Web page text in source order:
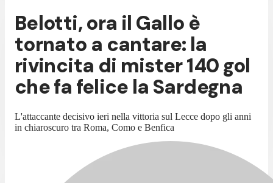
Belotti, ora il Gallo è
tornato a cantare: la
rivincita di mister 140 gol
che fa felice la Sardegna
L'attaccante decisivo ieri nella vittoria sul Lecce dopo gli anni
in chiaroscuro tra Roma, Como e Benfica